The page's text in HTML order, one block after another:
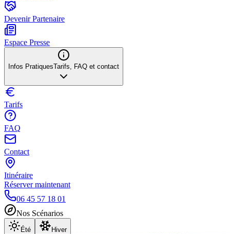
Devenir Partenaire
Espace Presse
Infos PratiquesTarifs, FAQ et contact
Tarifs
FAQ
Contact
Itinéraire
Réserver maintenant
06 45 57 18 01
Nos Scénarios
Été Hiver